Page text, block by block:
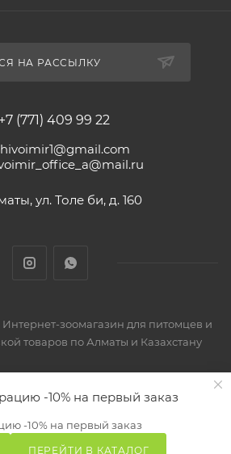
НА РАССЫЛКУ
+7 (771) 409 99 22
ул. Толе би, д. 160
зоомагазин для питомцев и
товаров по Алматы и Казахстану
-10% на первый заказ
-10% на первый заказ
ПЕРЕЙТИ В КАТАЛОГ